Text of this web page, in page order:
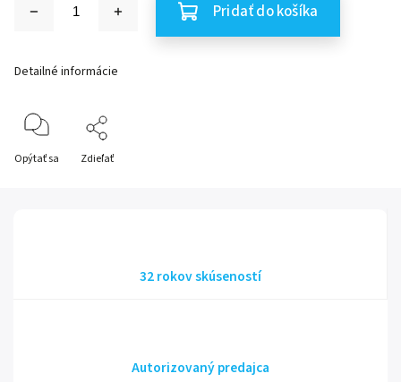
Pridať do košíka
Detailné informácie
Opýtať sa Zdieľať
32 rokov skúseností
Autorizovaný predajca